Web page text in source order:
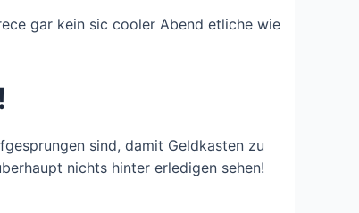
gar kein sic cooler Abend etliche wie
sind, damit Geldkasten zu
nichts hinter erledigen sehen!